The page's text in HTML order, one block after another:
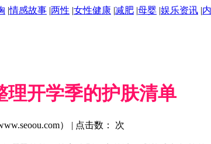
|情感故事 |两性 |女性健康 |减肥 |母婴 |娱乐资讯 |
理开学季的护肤清单
） | 点击数： 次